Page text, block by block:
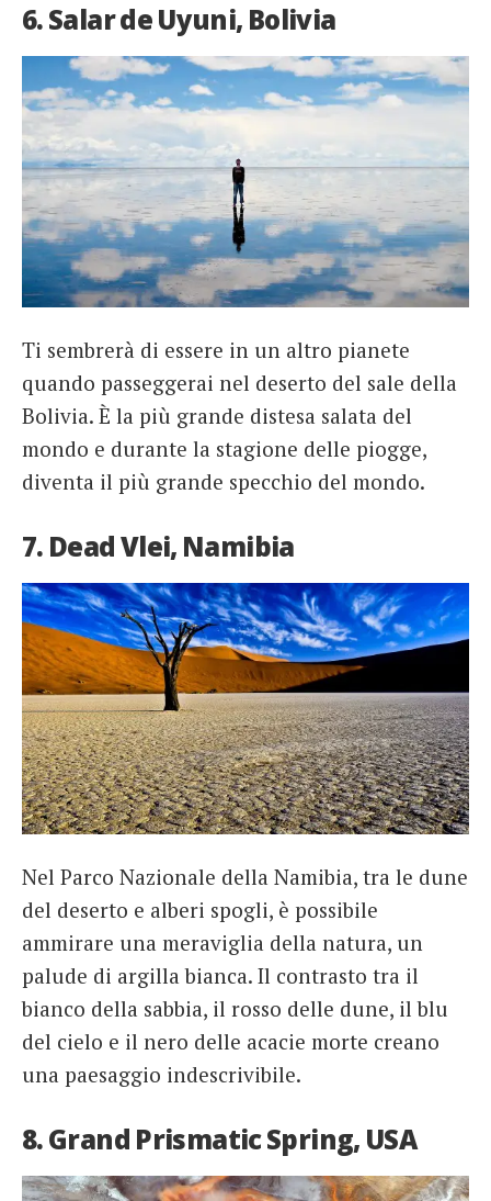
6. Salar de Uyuni, Bolivia
Ti sembrerà di essere in un altro pianete
quando passeggerai nel deserto del sale della
Bolivia. È la più grande distesa salata del
mondo e durante la stagione delle piogge,
diventa il più grande specchio del mondo.
7. Dead Vlei, Namibia
Nel Parco Nazionale della Namibia, tra le dune
del deserto e alberi spogli, è possibile
ammirare una meraviglia della natura, un
palude di argilla bianca. Il contrasto tra il
bianco della sabbia, il rosso delle dune, il blu
del cielo e il nero delle acacie morte creano
una paesaggio indescrivibile.
8. Grand Prismatic Spring, USA